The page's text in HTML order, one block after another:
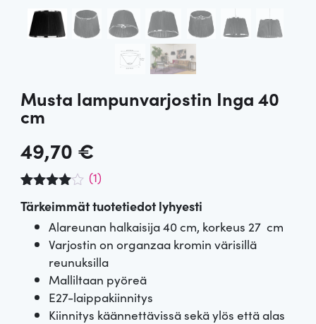
Musta lampunvarjostin Inga 40
cm
49,70 €
4.00
5:stä
perustue
arvotuks
een.
(1)
Tärkeimmät tuotetiedot lyhyesti
Alareunan halkaisija 40 cm, korkeus 27 cm
Varjostin on organzaa kromin värisillä
reunuksilla
Malliltaan pyöreä
E27-laippakiinnitys
Kiinnitys käännettävissä sekä ylös että alas